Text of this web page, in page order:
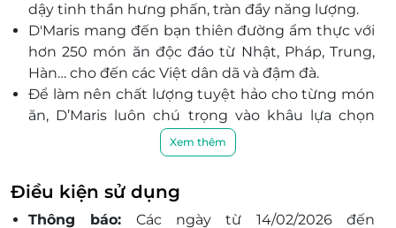
dậy tinh thần hưng phấn, tràn đầy năng lượng.
D'Maris mang đến bạn thiên đường ẩm thực với
hơn 250 món ăn độc đáo từ Nhật, Pháp, Trung,
Hàn… cho đến các Việt dân dã và đậm đà.
Để làm nên chất lượng tuyệt hảo cho từng món
ăn, D’Maris luôn chú trọng vào khâu lựa chọn
những loại nguyên liệu tươi ngon, được nhập
khẩu từ hệ thống các nhà cung cấp uy tín.
Nguyên liệu được kiểm tra đầu ngày qua quy
trình gắt gao, ưu tiên sử dụng nguyên liệu xanh
và sạch, đúng mùa và chỉ sử dụng trong ngày để
Xem thêm
Điều kiện sử dụng
Thông báo: Các ngày từ 14/02/2026 đến